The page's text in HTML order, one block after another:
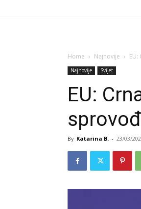
Home Najnovije
Najnovije Svijet
EU:
By Katarina B. - 23/03/